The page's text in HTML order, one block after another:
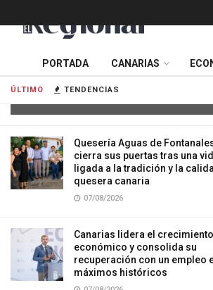
ÚLTIMO TENDENCIAS
impactar su vehículo contra una
Quesería Aguas de
cierra sus puertas tras una
ligada a la tradición y la
quesera canaria
07/08/2026
Canarias lidera el crecimiento
económico y consolida su
recuperación con un empleo
máximos históricos
PORTADA CANARIAS